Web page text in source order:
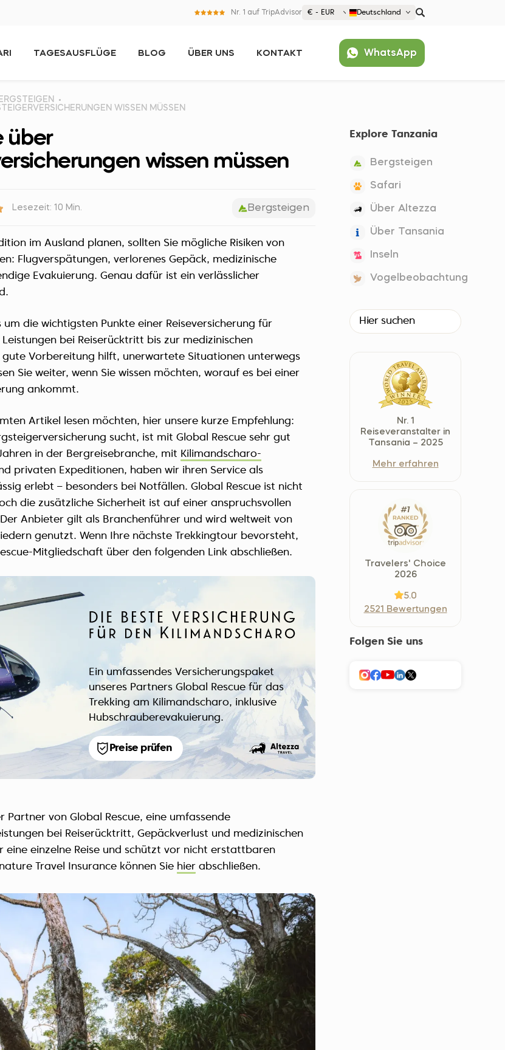
Nr. 1 auf TripAdvisor € - EUR Deutschland
España (Español)
United States (English)
Japan (Japanese)
Europe
Suomi (Suomi)
Deutschland (Deutsch)
Italy (Italiano)
North Macedonia (Македонски)
Poland (Polski)
Россия (Русский)
España (Español)
Sverige (Svenska)
Schweiz (Deutsch)
Україна (Українська)
TAGESAUSFLÜGE BLOG ÜBER UNS KONTAKT WhatsApp
WISSEN MÜSSEN
über
wissen müssen
Lesezeit: 10 Min. Bergsteigen
im Ausland planen, sollten Sie mögliche Risiken von
Flugverspätungen, verlorenes Gepäck, medizinische
Evakuierung. Genau dafür ist ein verlässlicher
um die wichtigsten Punkte einer Reiseversicherung für
bei Reiserücktritt bis zur medizinischen
gute Vorbereitung hilft, unerwartete Situationen unterwegs
Sie weiter, wenn Sie wissen möchten, worauf es bei einer
ankommt.
Artikel lesen möchten, hier unsere kurze Empfehlung:
sucht, ist mit Global Rescue sehr gut
in der Bergreisebranche, mit Kilimandscharo-
privaten Expeditionen, haben wir ihren Service als
erlebt – besonders bei Notfällen. Global Rescue ist nicht
die zusätzliche Sicherheit ist auf einer anspruchsvollen
Anbieter gilt als Branchenführer und wird weltweit von
genutzt. Wenn Ihre nächste Trekkingtour bevorsteht,
Mitgliedschaft über den folgenden Link abschließen.
Ein umfassendes Versicherungspaket
unseres Partners Global Rescue für das
Trekking am Kilimandscharo, inklusive
Hubschrauberevakuierung.
Preise prüfen
Partner von Global Rescue, eine umfassende
bei Reiserücktritt, Gepäckverlust und medizinischen
eine einzelne Reise und schützt vor nicht erstattbaren
Travel Insurance können Sie hier abschließen.
Explore Tanzania
Bergsteigen
Safari
Über Altezza
Über Tansania
Inseln
Vogelbeobachtung
Nr. 1
Reiseveranstalter in
Tansania – 2025
Mehr erfahren
Travelers' Choice
2026
5.0
2521 Bewertungen
Folgen Sie uns